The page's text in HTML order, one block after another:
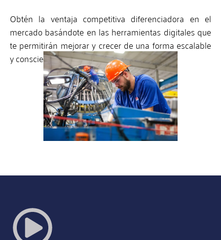
Obtén la ventaja competitiva diferenciadora en el
mercado basándote en las herramientas digitales que
te permitirán mejorar y crecer de una forma escalable
y consciente.